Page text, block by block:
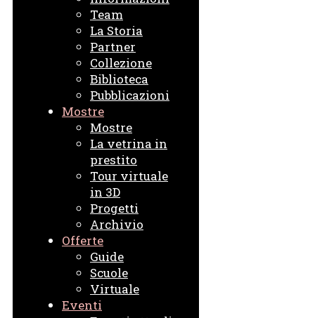
Team
La Storia
Partner
Collezione
Biblioteca
Pubblicazioni
Mostre
Mostre
La vetrina in
prestito
Tour virtuale
in 3D
Progetti
Archivio
Offerte
Guide
Scuole
Virtuale
Eventi